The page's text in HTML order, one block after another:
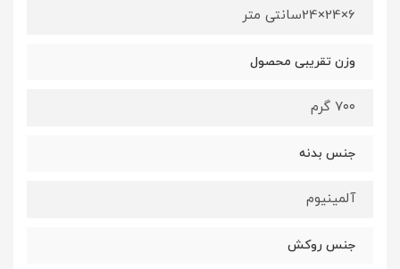
6×24×24سانتی متر
وزن تقریبی محصول
۷۰۰ گرم
جنس بدنه
آلمینیوم
جنس روکش